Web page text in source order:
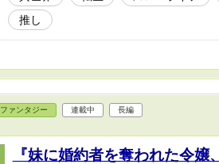
推し
ファンタジー 連載中 長編
『妹に婚約者を奪われた令嬢